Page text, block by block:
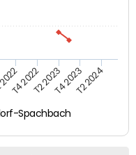
Spachbach
T4 2022T2 2023T4 2023T2 2024